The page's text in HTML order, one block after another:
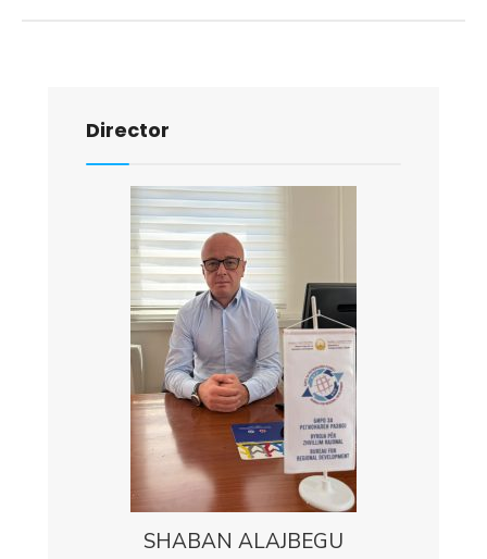
Director
SHABAN ALAJBEGU